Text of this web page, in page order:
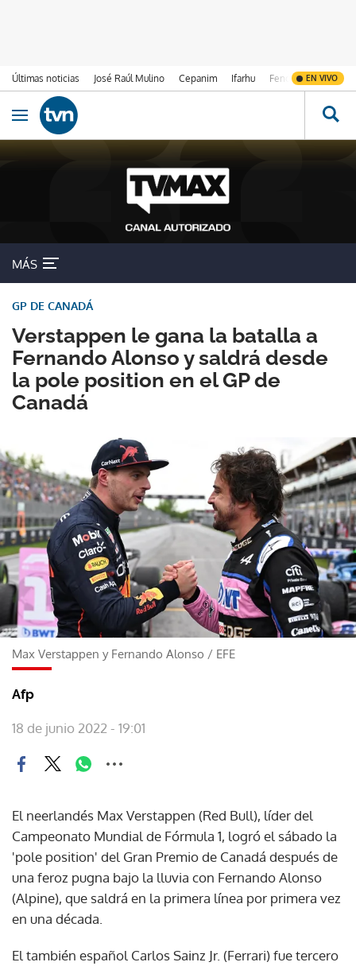
Últimas noticias José Raúl Mulino Cepanim Ifarhu Fenómeno de El
EN VIVO
Ir al contenido
Obrir navegació
MÁS
Verstappen le gana la batalla a
Fernando Alonso y saldrá desde
la pole position en el GP de
Canadá
GP DE CANADÁ
Max Verstappen y Fernando Alonso / EFE
Afp
18 de junio 2022 - 19:01
El neerlandés Max Verstappen (Red Bull), líder del
Campeonato Mundial de Fórmula 1, logró el sábado la
'pole position' del Gran Premio de Canadá después de
una feroz pugna bajo la lluvia con Fernando Alonso
(Alpine), que saldrá en la primera línea por primera vez
en una década.
El también español Carlos Sainz Jr. (Ferrari) fue tercero